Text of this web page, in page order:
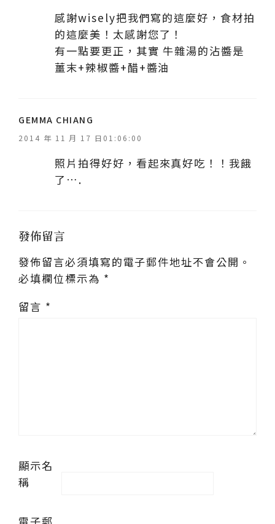
感謝wisely把我們寫的這麼好，食材拍
的這麼美！太感謝您了！
有一點要更正，其實 牛雜湯的沾醬是
薑末+辣椒醬+醋+醬油
GEMMA CHIANG
示
2014 年 11 月 17 日01:06:00
照片拍得好好，看起來真好吃！！我餓
了….
發佈留言
發佈留言必須填寫的電子郵件地址不會公開。
必填欄位標示為 *
留言 *
顯示名
稱